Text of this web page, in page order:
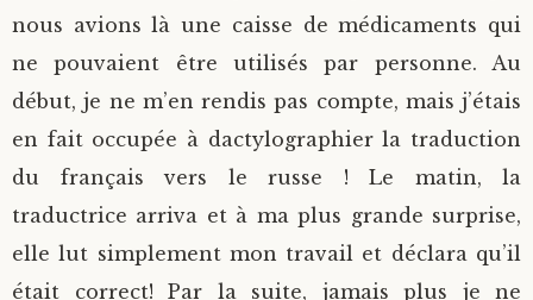
nous avions là une caisse de médicaments qui
ne pouvaient être utilisés par personne. Au
début, je ne m’en rendis pas compte, mais j’étais
en fait occupée à dactylographier la traduction
du français vers le russe ! Le matin, la
traductrice arriva et à ma plus grande surprise,
elle lut simplement mon travail et déclara qu’il
était correct! Par la suite, jamais plus je ne